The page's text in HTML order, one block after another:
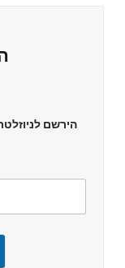
הירשם